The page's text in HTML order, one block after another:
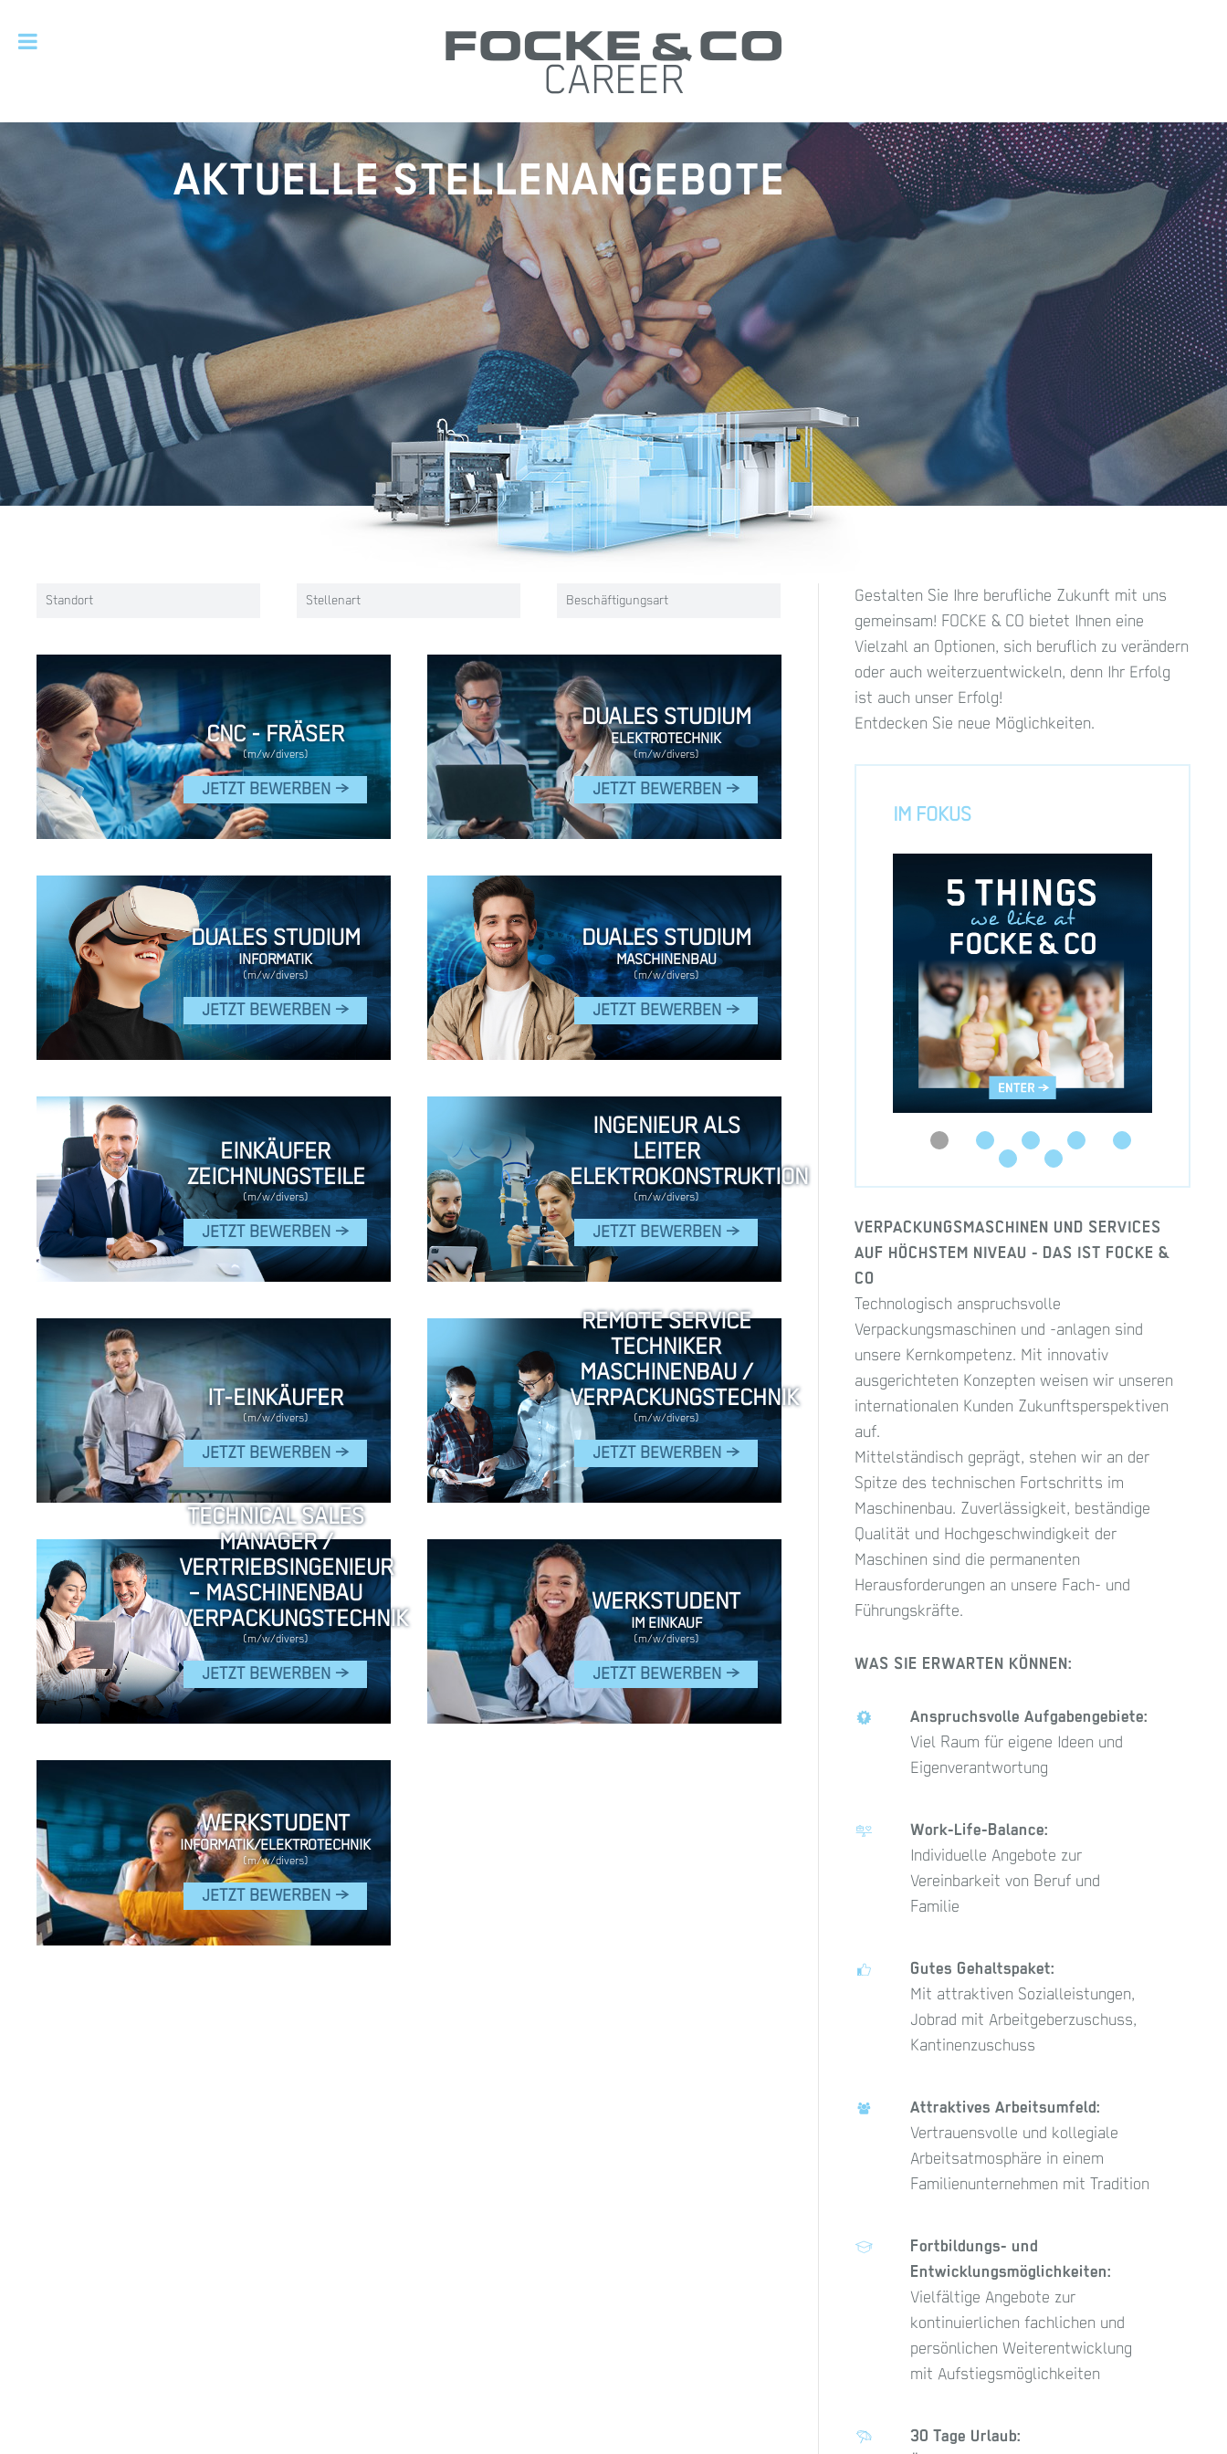
CAREER
AKTUELLE STELLENANGEBOTE
Standort Stellenart Beschäftigungsart
CNC - FRÄSER
(m/w/divers)
JETZT BEWERBEN >
DUALES STUDIUM
ELEKTROTECHNIK
(m/w/divers)
JETZT BEWERBEN >
DUALES STUDIUM
INFORMATIK
(m/w/divers)
JETZT BEWERBEN >
DUALES STUDIUM
MASCHINENBAU
(m/w/divers)
JETZT BEWERBEN >
EINKÄUFER
ZEICHNUNGSTEILE
(m/w/divers)
JETZT BEWERBEN >
INGENIEUR ALS
LEITER
ELEKTROKONSTRUKTION
(m/w/divers)
JETZT BEWERBEN >
IT-EINKÄUFER
(m/w/divers)
JETZT BEWERBEN >
REMOTE SERVICE
TECHNIKER
MASCHINENBAU /
VERPACKUNGSTECHNIK
(m/w/divers)
JETZT BEWERBEN >
TECHNICAL SALES
MANAGER /
VERTRIEBSINGENIEUR
– MASCHINENBAU
VERPACKUNGSTECHNIK
(m/w/divers)
JETZT BEWERBEN >
WERKSTUDENT
IM EINKAUF
(m/w/divers)
JETZT BEWERBEN >
WERKSTUDENT
INFORMATIK/ELEKTROTECHNIK
(m/w/divers)
JETZT BEWERBEN >
Gestalten Sie Ihre berufliche Zukunft mit uns
gemeinsam! FOCKE & CO bietet Ihnen eine
Vielzahl an Optionen, sich beruflich zu verändern
oder auch weiterzuentwickeln, denn Ihr Erfolg
ist auch unser Erfolg!
Entdecken Sie neue Möglichkeiten.
IM FOKUS
VERPACKUNGSMASCHINEN UND SERVICES
AUF HÖCHSTEM NIVEAU - DAS IST FOCKE &
CO
Technologisch anspruchsvolle
Verpackungsmaschinen und -anlagen sind
unsere Kernkompetenz. Mit innovativ
ausgerichteten Konzepten weisen wir unseren
internationalen Kunden Zukunftsperspektiven
auf.
Mittelständisch geprägt, stehen wir an der
Spitze des technischen Fortschritts im
Maschinenbau. Zuverlässigkeit, beständige
Qualität und Hochgeschwindigkeit der
Maschinen sind die permanenten
Herausforderungen an unsere Fach- und
Führungskräfte.
WAS SIE ERWARTEN KÖNNEN:
Anspruchsvolle Aufgabengebiete:
Viel Raum für eigene Ideen und
Eigenverantwortung
Work-Life-Balance:
Individuelle Angebote zur
Vereinbarkeit von Beruf und
Familie
Gutes Gehaltspaket:
Mit attraktiven Sozialleistungen,
Jobrad mit Arbeitgeberzuschuss,
Kantinenzuschuss
Attraktives Arbeitsumfeld:
Vertrauensvolle und kollegiale
Arbeitsatmosphäre in einem
Familienunternehmen mit Tradition
Fortbildungs- und
Entwicklungsmöglichkeiten:
Vielfältige Angebote zur
kontinuierlichen fachlichen und
persönlichen Weiterentwicklung
mit Aufstiegsmöglichkeiten
30 Tage Urlaub: